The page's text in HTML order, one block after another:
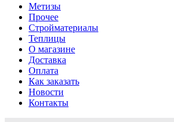
Метизы
Прочее
Стройматериалы
Теплицы
О магазине
Доставка
Оплата
Как заказать
Новости
Контакты